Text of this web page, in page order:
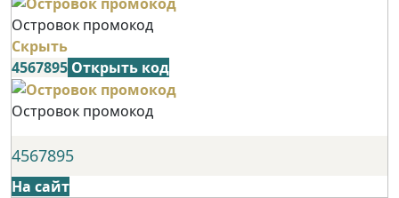
Островок промокод
Скрыть
4567895 Открыть код
Островок промокод
4567895
На сайт